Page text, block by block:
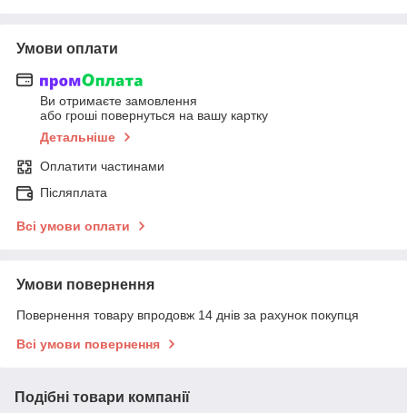
Умови оплати
Ви отримаєте замовлення
або гроші повернуться на вашу картку
Детальніше
Оплатити частинами
Післяплата
Всі умови оплати
Умови повернення
Повернення товару впродовж 14 днів за рахунок покупця
Всі умови повернення
Подібні товари компанії